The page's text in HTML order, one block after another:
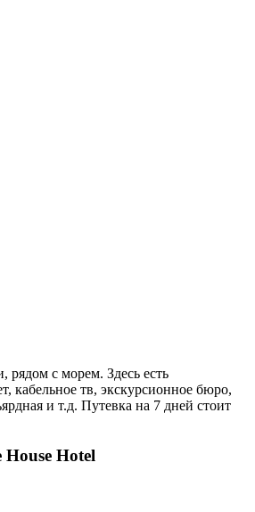
рядом с морем. Здесь есть
кабельное тв, экскурсионное бюро,
и т.д. Путевка на 7 дней стоит
House Hotel